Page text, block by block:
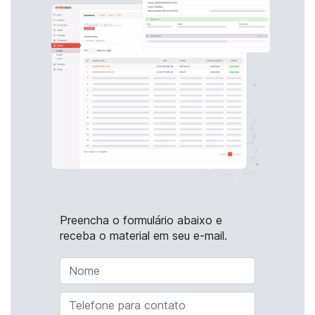
Preencha o formulário abaixo e
receba o material em seu e-mail.